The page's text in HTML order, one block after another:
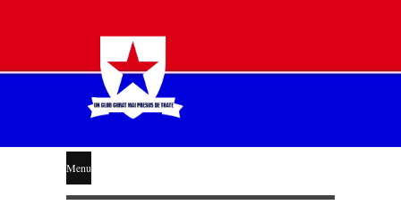
STEAUA
LIBERĂ
Menu